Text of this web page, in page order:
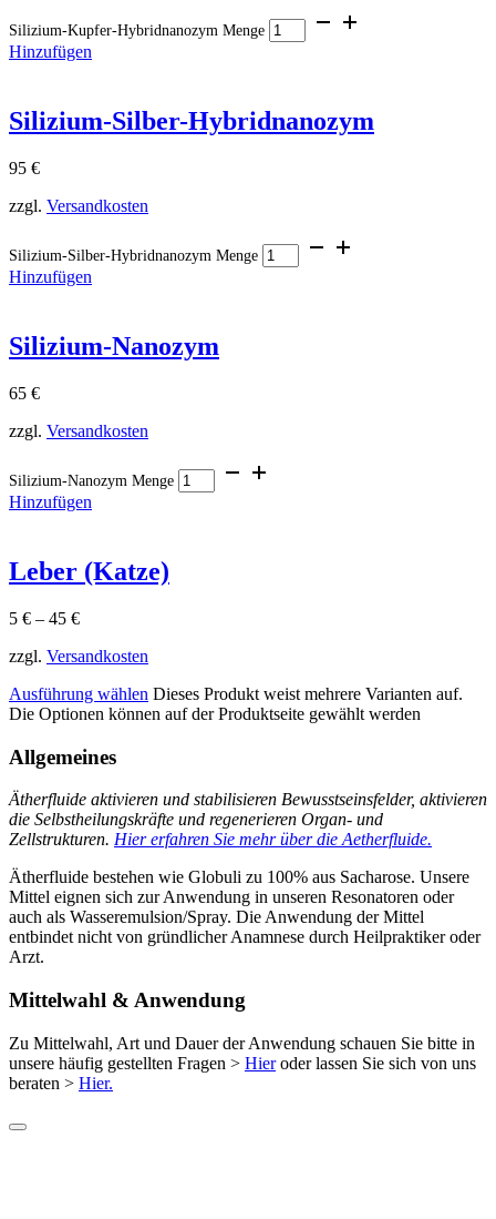
Silizium-Kupfer-Hybridnanozym Menge
Hinzufügen
Silizium-Silber-Hybridnanozym
95 €
zzgl. Versandkosten
Silizium-Silber-Hybridnanozym Menge
Hinzufügen
Silizium-Nanozym
65 €
zzgl. Versandkosten
Silizium-Nanozym Menge
Hinzufügen
Leber (Katze)
5 € – 45 €
zzgl. Versandkosten
Ausführung wählen Dieses Produkt weist mehrere Varianten auf.
Die Optionen können auf der Produktseite gewählt werden
Allgemeines
Ätherfluide aktivieren und stabilisieren Bewusstseinsfelder, aktivieren
die Selbstheilungskräfte und regenerieren Organ- und
Zellstrukturen. Hier erfahren Sie mehr über die Aetherfluide.
Ätherfluide bestehen wie Globuli zu 100% aus Sacharose. Unsere
Mittel eignen sich zur Anwendung in unseren Resonatoren oder
auch als Wasseremulsion/Spray. Die Anwendung der Mittel
entbindet nicht von gründlicher Anamnese durch Heilpraktiker oder
Arzt.
Mittelwahl & Anwendung
Zu Mittelwahl, Art und Dauer der Anwendung schauen Sie bitte in
unsere häufig gestellten Fragen > Hieroder lassen Sie sich von uns
beraten > Hier.